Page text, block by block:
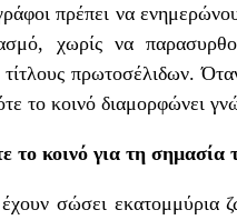
πρέπει να
χωρίς να
τίτλους πρωτοσέλιδων.
το κοινό διαμορφώνει
το κοινό για τη σημασία
σώσει εκατομμύρια